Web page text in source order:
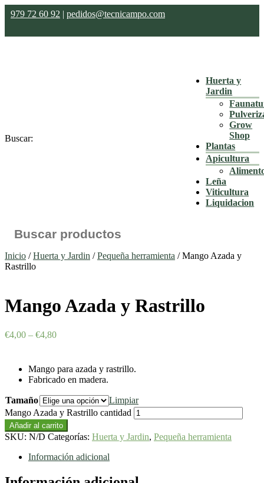
979 72 60 92 | pedidos@tecnicampo.com
Huerta y
Jardin
Grow
Shop
Plantas
Apicultura
Leña
Viticultura
Liquidacion
Buscar:
Inicio /Huerta y Jardin /Pequeña herramienta / Mango Azada y
Rastrillo
Mango Azada y Rastrillo
€4,00 – €4,80
Mango para azada y rastrillo.
Fabricado en madera.
Tamaño
Limpiar
Mango Azada y Rastrillo cantidad
Añadir al carrito
SKU: N/D Categorías: Huerta y Jardin, Pequeña herramienta
Información adicional